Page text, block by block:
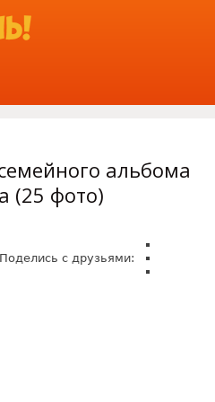
альбома
(25 фото)
с друзьями: